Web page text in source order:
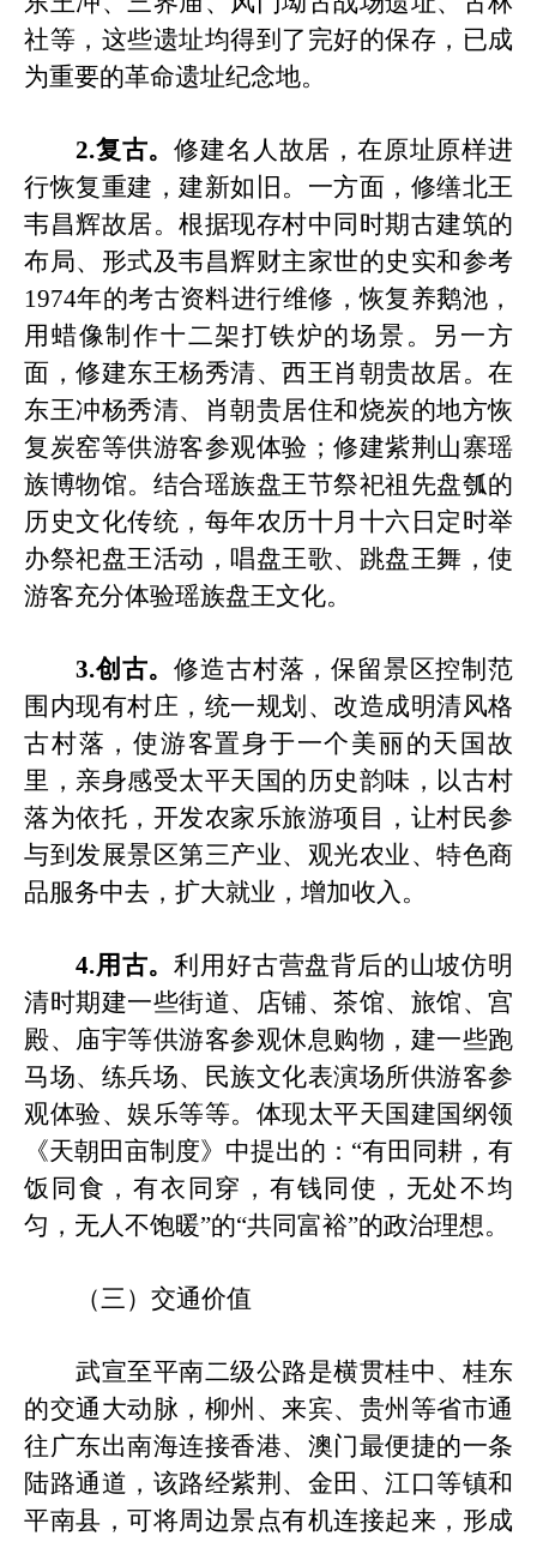
社等，这些遗址均得到了完好的保存，已成
为重要的革命遗址纪念地。
2.复古。修建名人故居，在原址原样进
行恢复重建，建新如旧。一方面，修缮北王
韦昌辉故居。根据现存村中同时期古建筑的
布局、形式及韦昌辉财主家世的史实和参考
1974年的考古资料进行维修，恢复养鹅池，
用蜡像制作十二架打铁炉的场景。另一方
面，修建东王杨秀清、西王肖朝贵故居。在
东王冲杨秀清、肖朝贵居住和烧炭的地方恢
复炭窑等供游客参观体验；修建紫荆山寨瑶
族博物馆。结合瑶族盘王节祭祀祖先盘瓠的
历史文化传统，每年农历十月十六日定时举
办祭祀盘王活动，唱盘王歌、跳盘王舞，使
游客充分体验瑶族盘王文化。
3.创古。修造古村落，保留景区控制范
围内现有村庄，统一规划、改造成明清风格
古村落，使游客置身于一个美丽的天国故
里，亲身感受太平天国的历史韵味，以古村
落为依托，开发农家乐旅游项目，让村民参
与到发展景区第三产业、观光农业、特色商
品服务中去，扩大就业，增加收入。
4.用古。利用好古营盘背后的山坡仿明
清时期建一些街道、店铺、茶馆、旅馆、宫
殿、庙宇等供游客参观休息购物，建一些跑
马场、练兵场、民族文化表演场所供游客参
观体验、娱乐等等。体现太平天国建国纲领
《天朝田亩制度》中提出的： “有田同耕，有
饭同食，有衣同穿，有钱同使，无处不均
匀，无人不饱暖”的“共同富裕”的政治理想。
（三）交通价值
武宣至平南二级公路是横贯桂中、桂东
的交通大动脉，柳州、来宾、贵州等省市通
往广东出南海连接香港、澳门最便捷的一条
陆路通道，该路经紫荆、金田、江口等镇和
平南县，可将周边景点有机连接起来，形成